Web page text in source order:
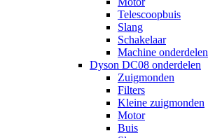
Telescoopbuis
Slang
Schakelaar
Machine onderdelen
Dyson DC08 onderdelen
Zuigmonden
Filters
Kleine zuigmonden
Motor
Buis